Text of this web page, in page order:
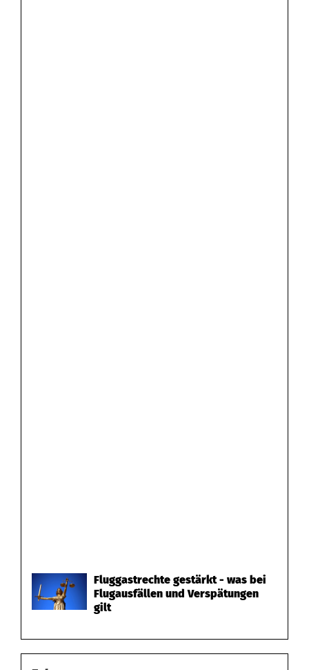
Fluggastrechte gestärkt - was bei
Flugausfällen und Verspätungen
gilt